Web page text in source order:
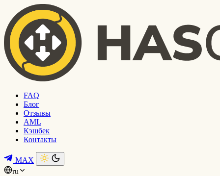
FAQ
Блог
Отзывы
AML
Кэшбек
Контакты
MAX
ru